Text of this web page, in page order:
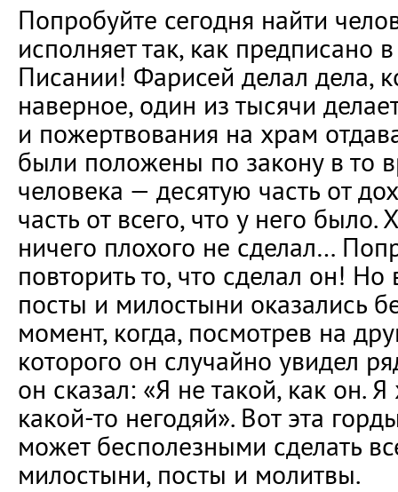
Попробуйте сегодня найти
исполняет так, как предписано
Писании! Фарисей делал дела,
наверное, один из тысячи
и пожертвования на храм
были положены по закону в то
человека — десятую часть от
часть от всего, что у него
ничего плохого не сделал…
повторить то, что сделал он! Но
посты и милостыни оказались
момент, когда, посмотрев на
которого он случайно увидел
он сказал: «Я не такой, как он.
какой-то негодяй». Вот эта
может бесполезными сделать
милостыни, посты и молитвы.